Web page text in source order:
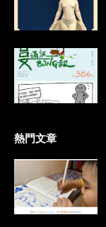
熱門文章